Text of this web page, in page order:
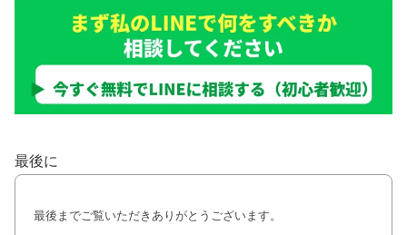
最後に
最後までご覧いただきありがとうございます。